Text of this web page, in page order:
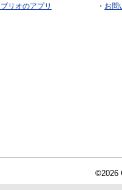
リオのアプリ
・ お問
©2026